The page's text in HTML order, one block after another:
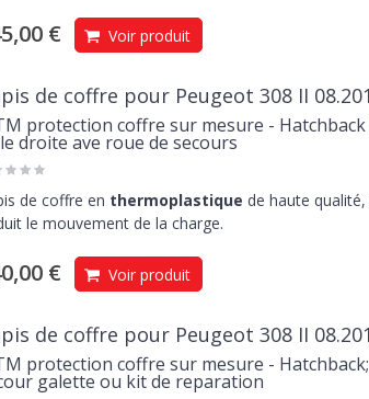
€ Voir produit
de coffre pour Peugeot 308 II
protection coffre sur mesure -
droite ave roue de secours
de coffre en thermoplastique de haute
le mouvement de la charge.
€ Voir produit
de coffre pour Peugeot 308 II
protection coffre sur mesure -
galette ou kit de reparation